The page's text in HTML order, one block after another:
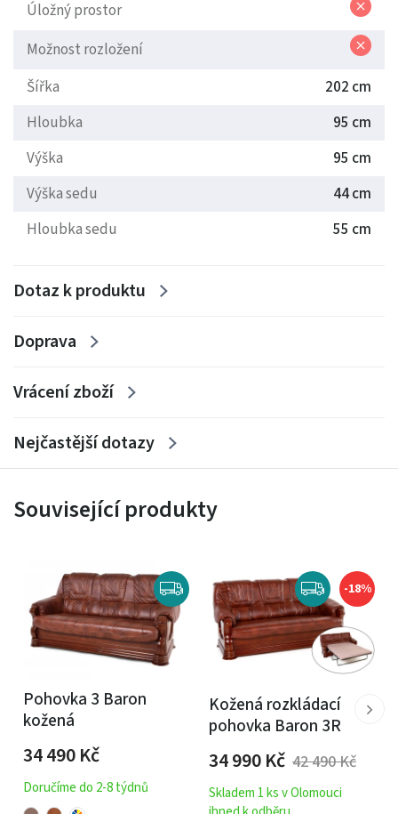
Úložný prostor
Možnost rozložení
Šířka
202 cm
Hloubka
95 cm
Výška
95 cm
Výška sedu
44 cm
Hloubka sedu
55 cm
Dotaz k produktu
Doprava
Vrácení zboží
Nejčastější dotazy
Související produkty
Pohovka 3 Baron
kožená
34 490Kč
Doručíme do 2-8 týdnů
-18%
Kožená rozkládací
pohovka Baron 3R
34 990Kč 42 490Kč
Skladem 1 ks v Olomouci